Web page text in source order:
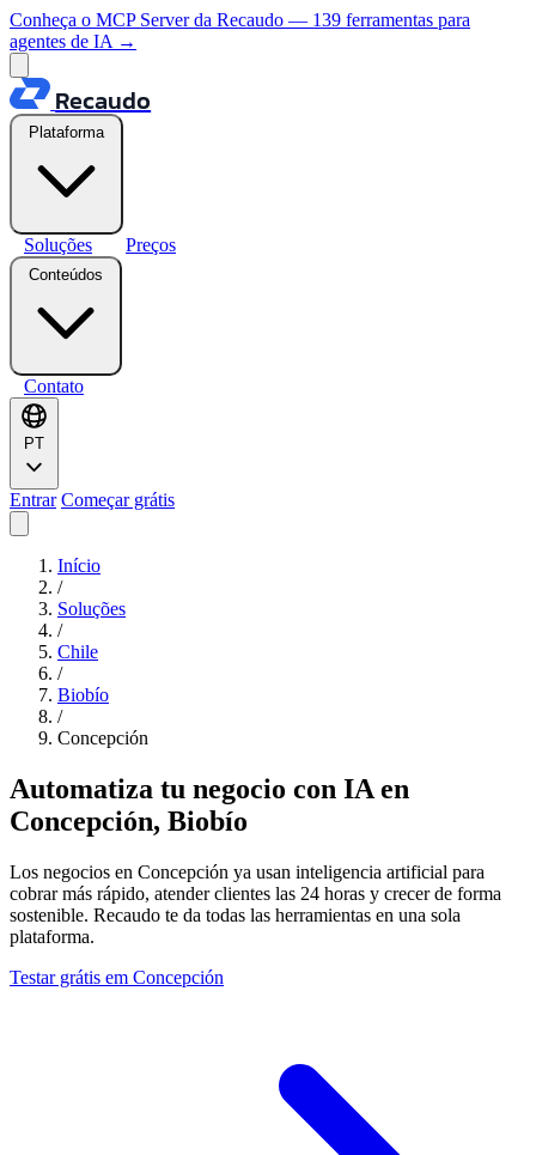
Conheça o MCP Server da Recaudo — 139 ferramentas para
agentes de IA →
Recaudo
Plataforma
Soluções Preços
Conteúdos
Contato
PT
Entrar Começar grátis
Início
/
Soluções
/
Chile
/
Biobío
/
Concepción
Automatiza tu negocio con IA en
Concepción, Biobío
Los negocios en Concepción ya usan inteligencia artificial para
cobrar más rápido, atender clientes las 24 horas y crecer de forma
sostenible. Recaudo te da todas las herramientas en una sola
plataforma.
Testar grátis em Concepción